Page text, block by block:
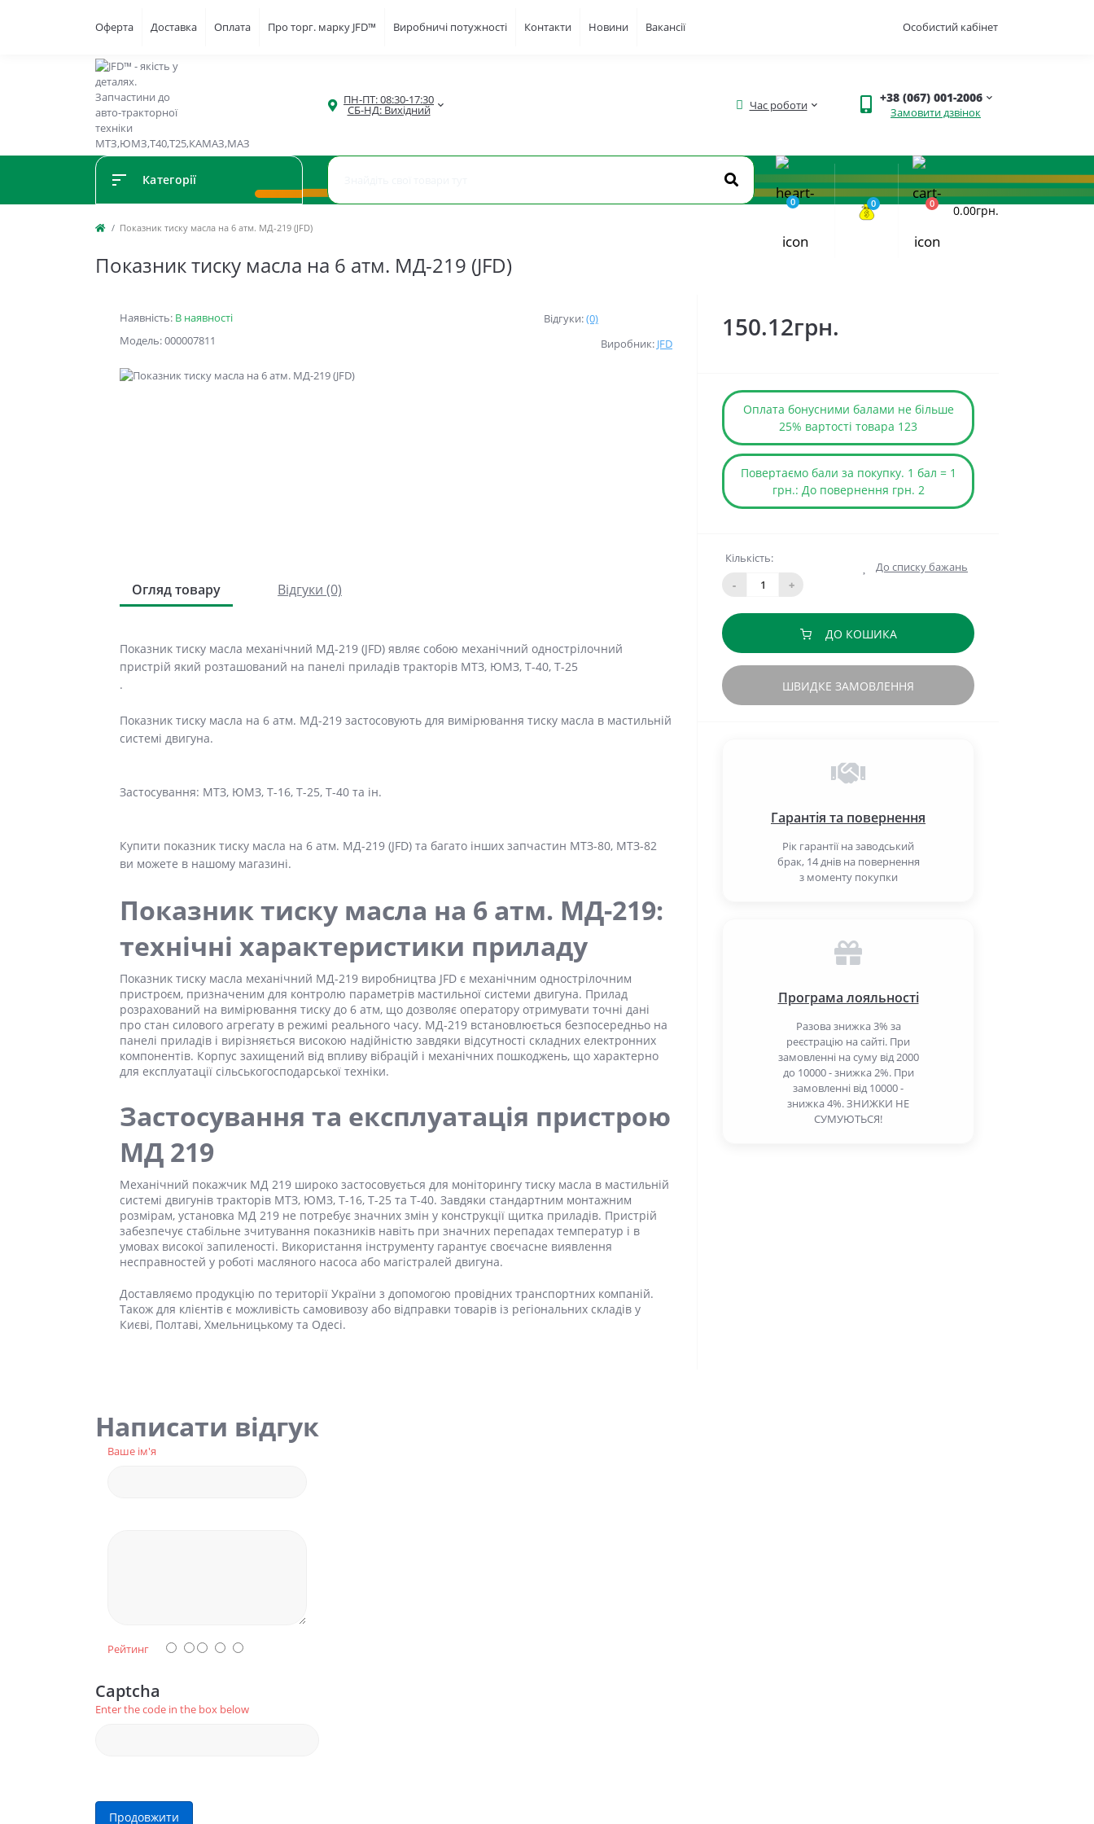
Оферта Доставка Оплата Про торг. марку JFD™ Виробничі потужності Контакти Новини Вакансії Особистий кабінет
ПН-ПТ: 08:30-17:30
СБ-НД: Вихідний Час роботи +38 (067) 001-2006
Замовити дзвінок
Категорії
0 0 0 0.00грн.
Показник тиску масла на 6 атм. МД-219 (JFD)
Показник тиску масла на 6 атм. МД-219 (JFD)
Наявність: В наявності
Модель: 000007811
Відгуки:(0)
Виробник: JFD
Огляд товару Відгуки (0)
Показник тиску масла механічний МД-219 (JFD) являє собою механічний однострілочний
пристрій який розташований на панелі приладів тракторів МТЗ, ЮМЗ, Т-40, Т-25
.
Показник тиску масла на 6 атм. МД-219 застосовують для вимірювання тиску масла в мастильній
системі двигуна.
Застосування: МТЗ, ЮМЗ, Т-16, Т-25, Т-40 та ін.
Купити показник тиску масла на 6 атм. МД-219 (JFD) та багато інших запчастин МТЗ-80, МТЗ-82
ви можете в нашому магазині.
Показник тиску масла на 6 атм. МД-219:
технічні характеристики приладу
Показник тиску масла механічний МД-219 виробництва JFD є механічним однострілочним
пристроєм, призначеним для контролю параметрів мастильної системи двигуна. Прилад
розрахований на вимірювання тиску до 6 атм, що дозволяє оператору отримувати точні дані
про стан силового агрегату в режимі реального часу. МД-219 встановлюється безпосередньо на
панелі приладів і вирізняється високою надійністю завдяки відсутності складних електронних
компонентів. Корпус захищений від впливу вібрацій і механічних пошкоджень, що характерно
для експлуатації сільськогосподарської техніки.
Застосування та експлуатація пристрою
МД 219
Механічний покажчик МД 219 широко застосовується для моніторингу тиску масла в мастильній
системі двигунів тракторів МТЗ, ЮМЗ, Т-16, Т-25 та Т-40. Завдяки стандартним монтажним
розмірам, установка МД 219 не потребує значних змін у конструкції щитка приладів. Пристрій
забезпечує стабільне зчитування показників навіть при значних перепадах температур і в
умовах високої запиленості. Використання інструменту гарантує своєчасне виявлення
несправностей у роботі масляного насоса або магістралей двигуна.
Доставляємо продукцію по території України з допомогою провідних транспортних компаній.
Також для клієнтів є можливість самовивозу або відправки товарів із регіональних складів у
Києві, Полтаві, Хмельницькому та Одесі.
150.12грн.
Оплата бонусними балами не більше
25% вартості товара 123
Повертаємо бали за покупку. 1 бал = 1
грн.: До повернення грн. 2
Кількість:
-
+
До списку бажань
ДО КОШИКА
ШВИДКЕ ЗАМОВЛЕННЯ
Гарантія та повернення
Рік гарантії на заводський
брак, 14 днів на повернення
з моменту покупки
Програма лояльності
Разова знижка 3% за
реєстрацію на сайті. При
замовленні на суму від 2000
до 10000 - знижка 2%. При
замовленні від 10000 -
знижка 4%. ЗНИЖКИ НЕ
СУМУЮТЬСЯ!
Написати відгук
Ваше ім'я
Рейтинг
Captcha
Enter the code in the box below
Продовжити